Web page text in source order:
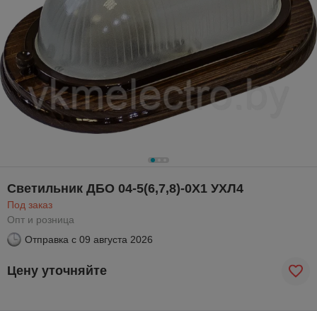
Светильник ДБО 04-5(6,7,8)-0Х1 УХЛ4
Под заказ
Опт и розница
Отправка с 09 августа 2026
Цену уточняйте